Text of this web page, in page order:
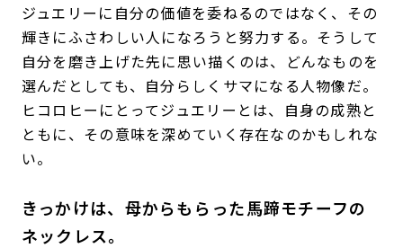
ジュエリーに自分の価値を委ねるのではなく、その
輝きにふさわしい人になろうと努力する。そうして
自分を磨き上げた先に思い描くのは、どんなものを
選んだとしても、自分らしくサマになる人物像だ。
ヒコロヒーにとってジュエリーとは、自身の成熟と
ともに、その意味を深めていく存在なのかもしれな
い。
きっかけは、母からもらった馬蹄モチーフの
ネックレス。